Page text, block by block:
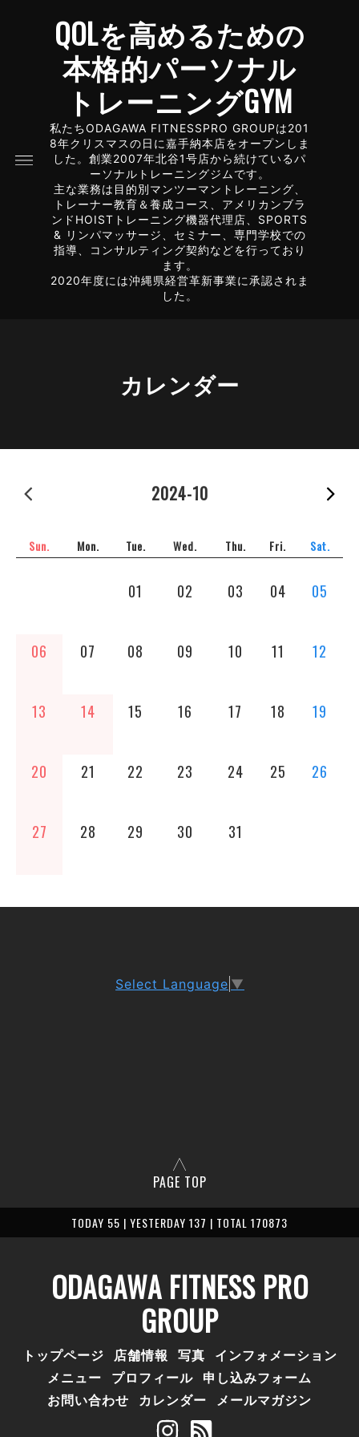
QOLを高めるための
本格的パーソナル
トレーニングGYM
私たちODAGAWA FITNESSPRO GROUPは201
8年クリスマスの日に嘉手納本店をオープンしま
した。創業2007年北谷1号店から続けているパ
ーソナルトレーニングジムです。
主な業務は目的別マンツーマントレーニング、
トレーナー教育＆養成コース、アメリカンブラ
ンドHOISTトレーニング機器代理店、SPORTS
& リンパマッサージ、セミナー、専門学校での
指導、コンサルティング契約などを行っており
ます。
2020年度には沖縄県経営革新事業に承認されま
した。
カレンダー
2024-10
Sun. Mon. Tue. Wed. Thu. Fri. Sat.
01 02 03 04 05
06 07 08 09 10 11 12
13 14 15 16 17 18 19
20 21 22 23 24 25 26
27 28 29 30 31
Select Language ▼
PAGE TOP
TODAY 55 | YESTERDAY 137 | TOTAL 170873
ODAGAWA FITNESS PRO
GROUP
トップページ 店舗情報 写真 インフォメーション
メニュー プロフィール 申し込みフォーム
お問い合わせ
カレンダー メールマガジン